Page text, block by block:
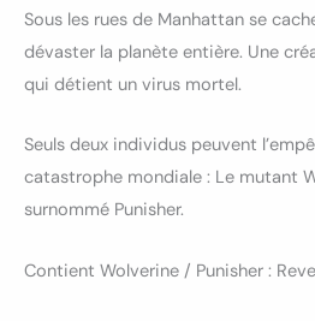
Sous les rues de Manhattan se
dévaster la planète entière. Une
qui détient un virus mortel.
Seuls deux individus peuvent
catastrophe mondiale : Le mutant
surnommé Punisher.
Contient Wolverine / Punisher :